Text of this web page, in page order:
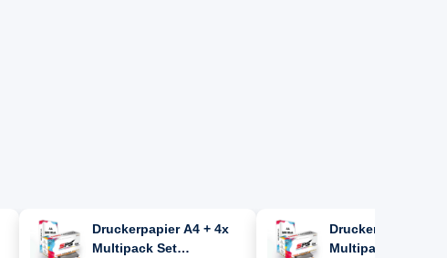
Druckerpapier A4 + 4x
Multipack Set
Druckerpapier A4 + 5x
Multipack Set